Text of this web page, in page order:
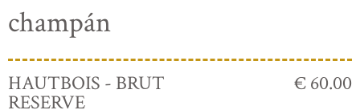
champán
HAUTBOIS - BRUT
RESERVE
€ 60.00